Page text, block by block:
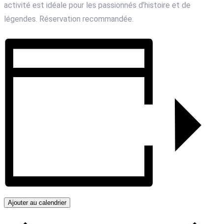
activité est idéale pour les passionnés d’histoire et de
légendes. Réservation recommandée.
Ajouter au calendrier